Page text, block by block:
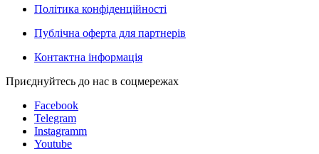
Політика конфіденційності
Публічна оферта для партнерів
Контактна інформація
Приєднуйтесь до нас в соцмережах
Facebook
Telegram
Instagramm
Youtube